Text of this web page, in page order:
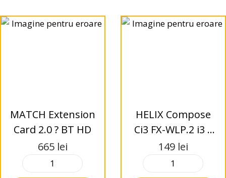
MATCH Extension
Card 2.0 ? BT HD
665 lei
HELIX Compose
Ci3 FX-WLP.2 i3 –
Inline Crossover –
Woofer
149 lei